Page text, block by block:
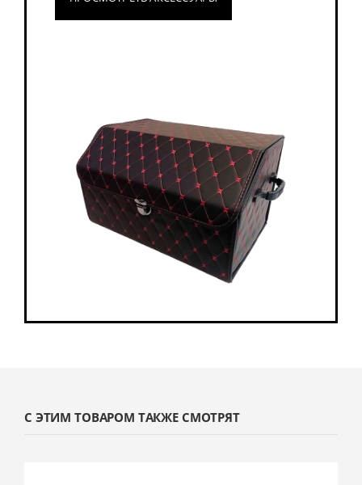
С ЭТИМ ТОВАРОМ ТАКЖЕ СМОТРЯТ